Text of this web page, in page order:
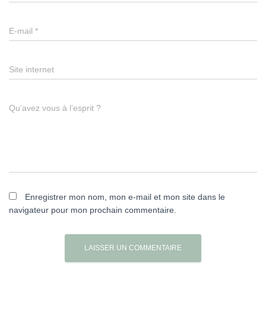
E-mail *
Site internet
Qu’avez vous à l’esprit ?
Enregistrer mon nom, mon e-mail et mon site dans le
navigateur pour mon prochain commentaire.